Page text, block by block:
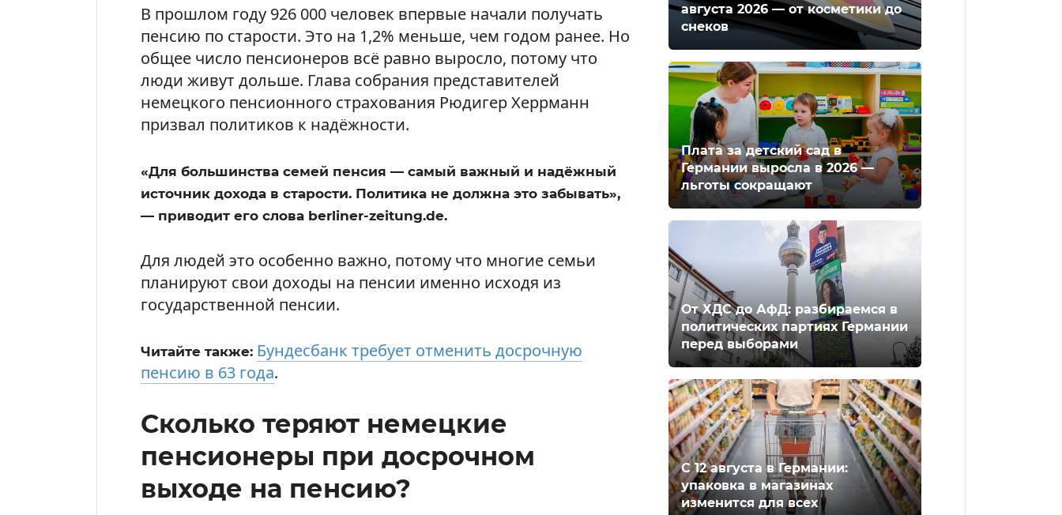
В прошлом году 926 000 человек впервые начали получать
пенсию по старости. Это на 1,2% меньше, чем годом ранее. Но
общее число пенсионеров всё равно выросло, потому что
люди живут дольше. Глава собрания представителей
немецкого пенсионного страхования Рюдигер Херрманн
призвал политиков к надёжности.
«Для большинства семей пенсия — самый важный и надёжный
источник дохода в старости. Политика не должна это забывать»,
— приводит его слова berliner-zeitung.de.
Для людей это особенно важно, потому что многие семьи
планируют свои доходы на пенсии именно исходя из
государственной пенсии.
Читайте также: Бундесбанк требует отменить досрочную
пенсию в 63 года.
Сколько теряют немецкие
пенсионеры при досрочном
выходе на пенсию?
августа 2026 — от косметики до
снеков
Плата за детский сад в
Германии выросла в 2026 —
льготы сокращают
От ХДС до АфД: разбираемся в
политических партиях Германии
перед выборами
С 12 августа в Германии:
упаковка в магазинах
изменится для всех